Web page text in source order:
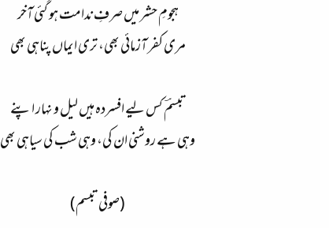
ہجومِ حشر میں صرفِ ندامت ہو گئی آخر
مری کفر آزمائی بھی، تری ایماں پناہی بھی
تبسمؔ کس لیے افسردہ ہیں لیل و نہار اپنے
وہی ہے روشنی ان کی، وہی شب کی سیاہی بھی
(صوفی تبسم)